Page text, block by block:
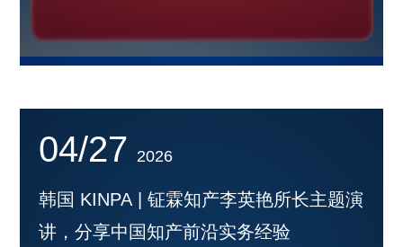
04/27 2026
韩国 KINPA | 钲霖知产李英艳所长主题演
讲，分享中国知产前沿实务经验